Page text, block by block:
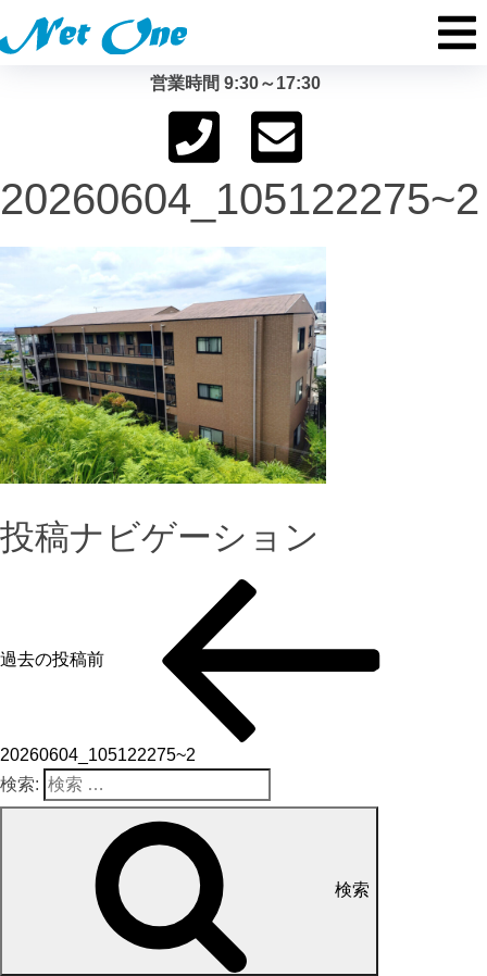
営業時間 9:30～17:30
20260604_105122275~2
投稿ナビゲーション
過去の投稿前
20260604_105122275~2
検索:
検索